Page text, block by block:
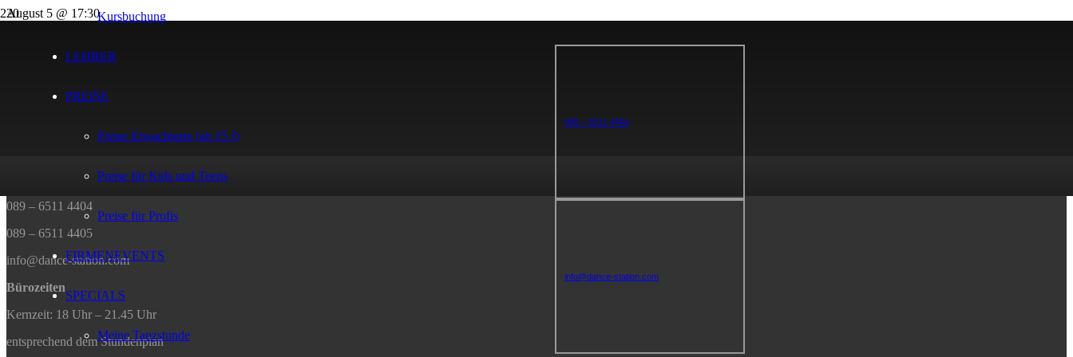
089 – 6511 4404
info@dance-station.com
Kursbuchung
LEHRER
PREISE
Preise Erwachsene (ab 15 J)
Preise für Kids und Teens
Preise für Profis
FIRMENEVENTS
SPECIALS
Meine Tanzstunde
August 5 @ 17:30
81543 München
089 – 6511 4404
089 – 6511 4405
info@dance-station.com
Bürozeiten
Kernzeit: 18 Uhr – 21.45 Uhr
entsprechend dem Stundenplan